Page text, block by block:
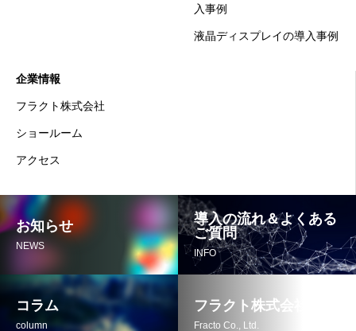
入事例
液晶ディスプレイの導入事例
企業情報
フラクト株式会社
ショールーム
アクセス
お知らせ
NEWS
導入の流れ＆よくある
ご質問
INFO
コラム
column
フラクト株式会社
Fracto Co., Ltd.